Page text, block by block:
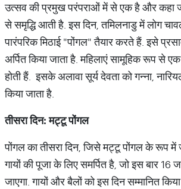
उत्सव की प्रमुख परंपराओं में से एक है और कहा
से समृद्धि आती है. इस दिन, तमिलनाडु में लोग
पारंपरिक मिठाई "पोंगल" तैयार करते हैं. इसे
अर्पित किया जाता है. महिलाएं सामूहिक रूप से
होती हैं. इसके अलावा सूर्य देवता को गन्ना,
किया जाता है.
तीसरा दिन: मट्टू पोंगल
पोंगल का तीसरा दिन, जिसे मट्टू पोंगल के रूप में
गायों की पूजा के लिए समर्पित है, जो इस बार 16
जाएगा. गायों और बैलों को इस दिन सम्मानित